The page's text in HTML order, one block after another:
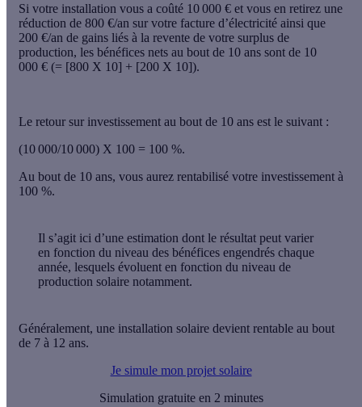
Si votre installation vous a coûté 10 000 € et vous en retirez une
réduction de 800 €/an sur votre facture d’électricité ainsi que
200 €/an de gains liés à la revente de votre surplus de
production, les bénéfices nets au bout de 10 ans sont de 10
000 € (= [800 X 10] + [200 X 10]).
Le retour sur investissement au bout de 10 ans est le suivant :
(10 000/10 000) X 100 = 100 %.
Au bout de 10 ans, vous aurez rentabilisé votre investissement à
100 %.
Il s’agit ici d’une estimation dont le résultat peut varier
en fonction du niveau des bénéfices engendrés chaque
année, lesquels évoluent en fonction du niveau de
production solaire notamment.
Généralement, une installation solaire devient rentable au bout
de 7 à 12 ans.
Je simule mon projet solaire
Simulation gratuite en 2 minutes